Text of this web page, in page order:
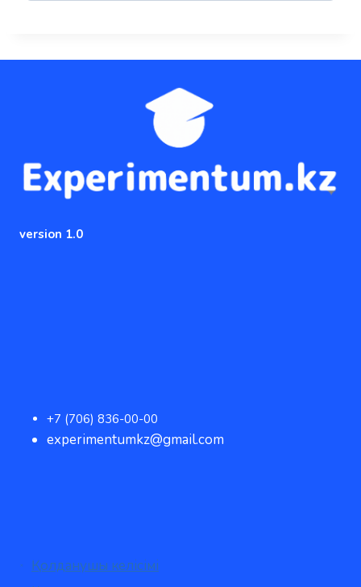
version 1.0
+7 (706) 836-00-00
experimentumkz@gmail.com
Қолданушы келісімі